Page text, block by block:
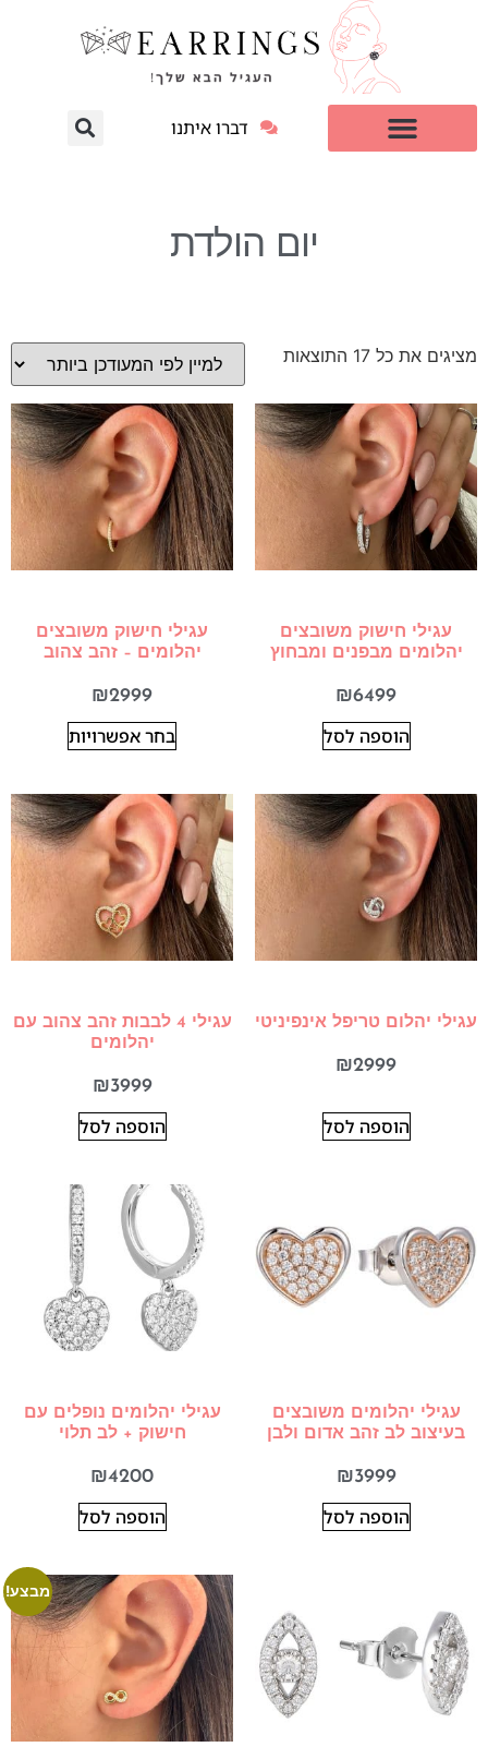
דברו איתנו
יום הולדת
מציגים את כל ⁦17⁩ התוצאות
עגילי חישוק משובצים
יהלומים מבפנים ומבחוץ
₪6499
הוספה לסל
עגילי חישוק משובצים
יהלומים – זהב צהוב
₪2999
בחר אפשרויות
עגילי יהלום טריפל אינפיניטי
₪2999
הוספה לסל
עגילי 4 לבבות זהב צהוב עם
יהלומים
₪3999
הוספה לסל
עגילי יהלומים משובצים
בעיצוב לב זהב אדום ולבן
₪3999
הוספה לסל
עגילי יהלומים נופלים עם
חישוק + לב תלוי
₪4200
הוספה לסל
מבצע!